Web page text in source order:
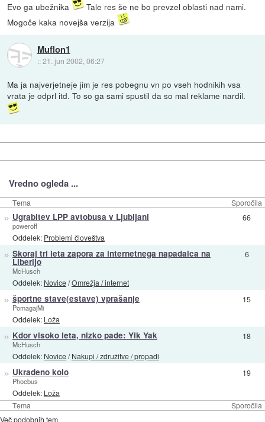
Evo ga ubežnika
Tale res še ne bo prevzel oblasti nad nami.
Mogoče kaka novejša verzija
Muflon1
::21. jun 2002, 06:27
Ma ja najverjetneje jim je res pobegnu vn po vseh hodnikih vsa
vrata je odprl itd. To so ga sami spustil da so mal reklame nardil.
Vredno ogleda ...
Tema Sporočila
Tema Sporočila
» Ugrabitev LPP avtobusa v Ljubljani
poweroff
Oddelek: Problemi človeštva
66
» Skoraj tri leta zapora za internetnega napadalca na
Liberijo
McHusch
Oddelek: Novice/Omrežja / internet
6
» športne stave(estave) vprašanje
PomagajMi
Oddelek: Loža
15
» Kdor visoko leta, nizko pade: Yik Yak
McHusch
Oddelek: Novice/Nakupi / združitve / propadi
18
» Ukradeno kolo
Phoebus
Oddelek: Loža
19
Več podobnih tem